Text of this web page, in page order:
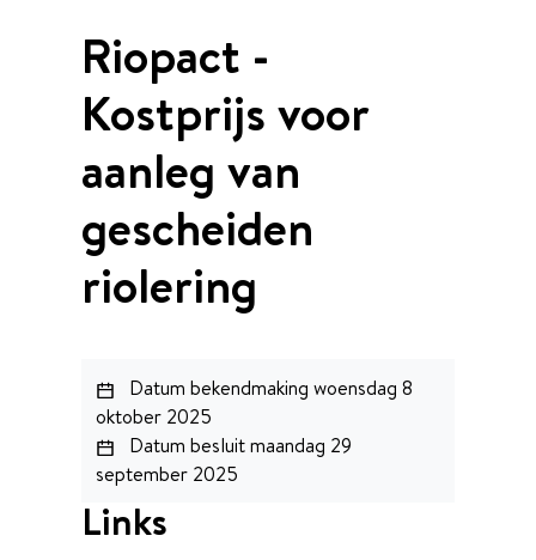
Riopact -
Kostprijs voor
aanleg van
gescheiden
riolering
Datum bekendmaking woensdag 8
oktober 2025
Datum besluitmaandag 29
september 2025
Links